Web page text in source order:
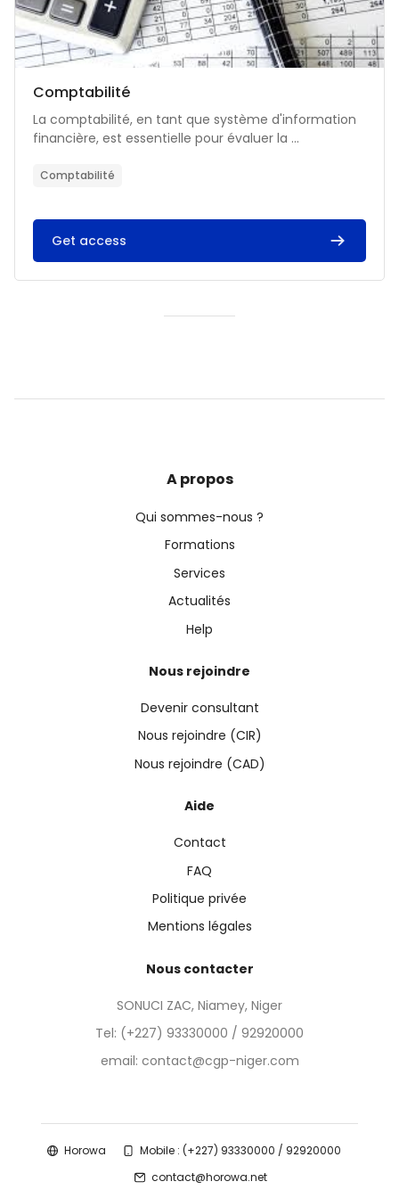
Catégorie de cours
Nom du cours
Comptabilité
Résumé du cours :
La comptabilité, en tant que système d'information
financière, est essentielle pour évaluer la ...
Comptabilité
Get access
A propos
Qui sommes-nous ?
Formations
Services
Actualités
Help
Nous rejoindre
Devenir consultant
Nous rejoindre (CIR)
Nous rejoindre (CAD)
Aide
Contact
FAQ
Politique privée
Mentions légales
Nous contacter
SONUCI ZAC, Niamey, Niger
Tel: (+227) 93330000 / 92920000
email: contact@cgp-niger.com
Horowa
Mobile : (+227) 93330000 / 92920000
contact@horowa.net